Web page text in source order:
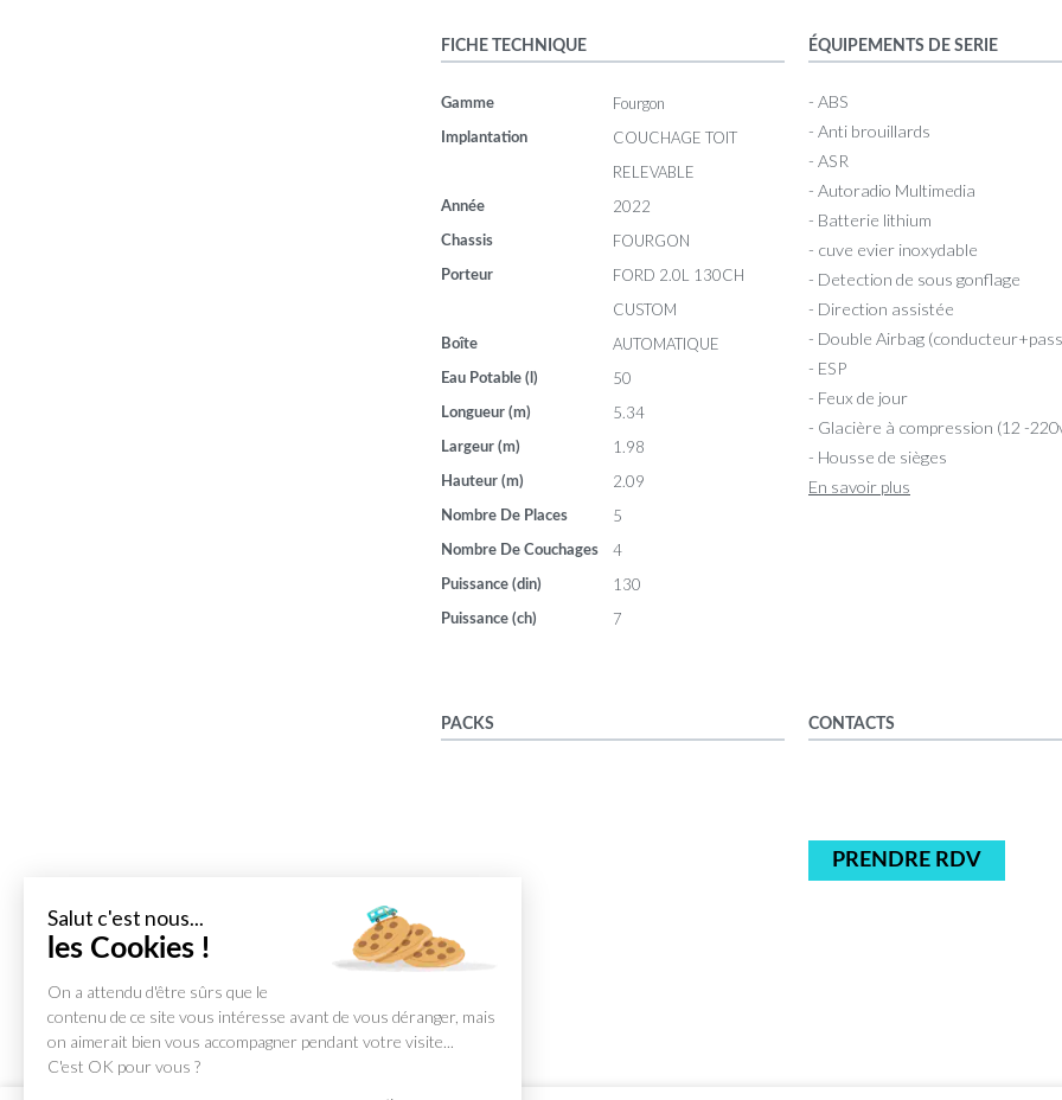
FICHE TECHNIQUE
Gamme Fourgon
Implantation
COUCHAGE TOIT
RELEVABLE
Année 2022
Chassis FOURGON
Porteur
FORD 2.0L 130CH
CUSTOM
Boîte AUTOMATIQUE
Eau Potable (l) 50
Longueur (m) 5.34
Largeur (m) 1.98
Hauteur (m) 2.09
Nombre De Places 5
Nombre De Couchages 4
Puissance (din) 130
Puissance (ch) 7
ÉQUIPEMENTS DE SERIE
- ABS
- Anti brouillards
- ASR
- Autoradio Multimedia
- Batterie lithium
- cuve evier inoxydable
- Detection de sous gonflage
- Direction assistée
- Double Airbag
- ESP
- Feux de jour
- Glacière à compression (12 -
- Housse de sièges
En savoir plus
PACKS CONTACTS
PRENDRE RDV
Salut c'est nous...
les Cookies !
On a attendu d'être sûrs que le
contenu de ce site vous intéresse avant de vous déranger, mais
on aimerait bien vous accompagner pendant votre visite...
C'est OK pour vous ?